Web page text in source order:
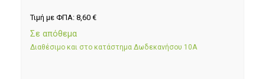
Τιμή με ΦΠΑ: 8,60 €
Σε απόθεμα
Διαθέσιμο και στο κατάστημα Δωδεκανήσου 10Α